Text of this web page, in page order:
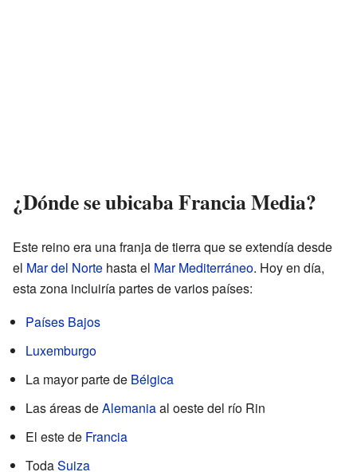
¿Dónde se ubicaba Francia Media?
Este reino era una franja de tierra que se extendía desde
el Mar del Norte hasta el Mar Mediterráneo. Hoy en día,
esta zona incluiría partes de varios países:
Países Bajos
Luxemburgo
La mayor parte de Bélgica
Las áreas deAlemaniaal oeste del río Rin
El este de Francia
TodaSuiza